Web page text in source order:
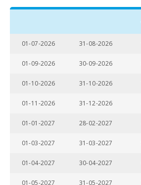
tomar el sol:
aseo , cabina
01-07-2026 31-08-2026
01-09-2026 30-09-2026
01-10-2026 31-10-2026
01-11-2026 31-12-2026
01-01-2027 28-02-2027
01-03-2027 31-03-2027
01-04-2027 30-04-2027
01-05-2027 31-05-2027